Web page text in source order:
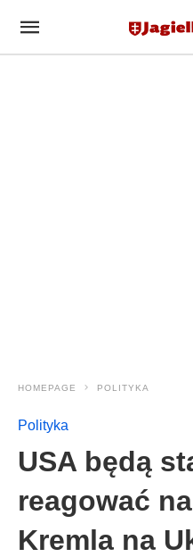
HOMEPAGE POLITYKA
Polityka
USA będą
reagować
Kremla na